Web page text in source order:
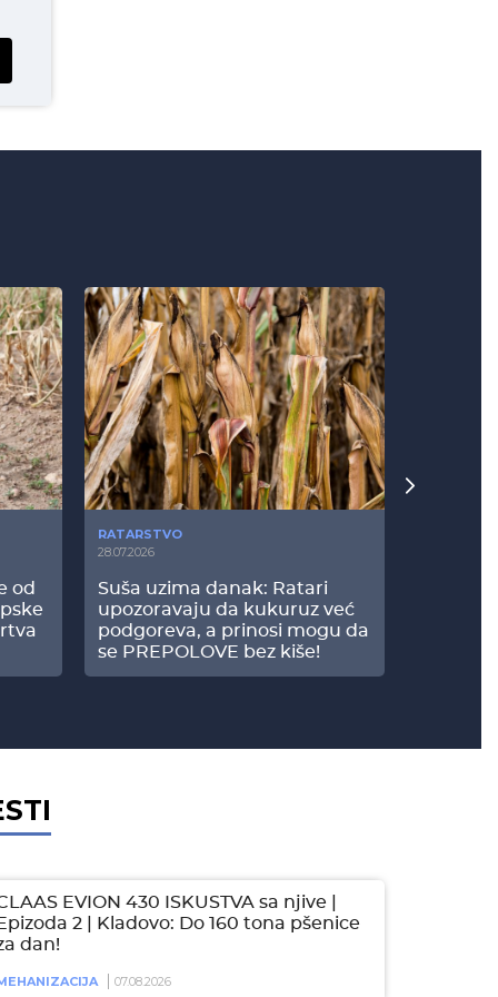
od
RATARSTVO
28.07.2026
Suša uzima danak: Ratari
upozoravaju da kukuruz već
podgoreva, a prinosi mogu da
se PREPOLOVE bez kiše!
EVION 430 ISKUSTVA sa njive |
2 | Kladovo: Do 160 tona pšenice
dan!
07.08.2026